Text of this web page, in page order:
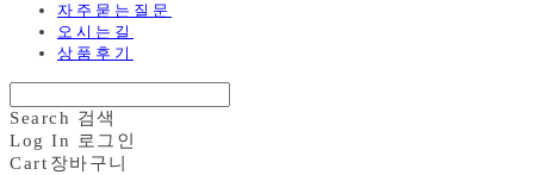
자주묻는질문
오시는길
상품후기
Search 검색
Log In 로그인
Cart 장바구니